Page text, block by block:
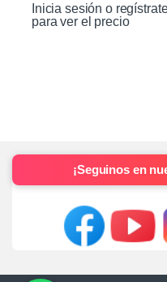
Inicia sesión o
para ver el precio
¡Seguinos en